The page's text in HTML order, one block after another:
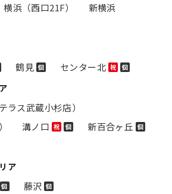
横浜（西口21F）
新横浜
鶴見 個 センター北 祝 個
ラス武蔵小杉店）
溝ノ口 祝 個 新百合ヶ丘 個
ア
個 藤沢 個